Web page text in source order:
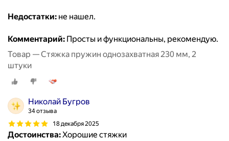
Недостатки: не нашел.
Комментарий: Просты и функциональны, рекомендую.
Товар — Стяжка пружин однозахватная 230 мм, 2
штуки
Николай Бугров
34 отзыва
18 декабря 2025
Достоинства:Хорошие стяжки